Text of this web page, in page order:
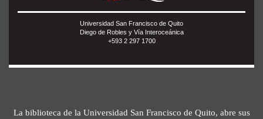
Universidad San Francisco de Quito
Diego de Robles y Vía Interoceánica
+593 2 297 1700
La biblioteca de la Universidad San Francisco de Quito, abre sus